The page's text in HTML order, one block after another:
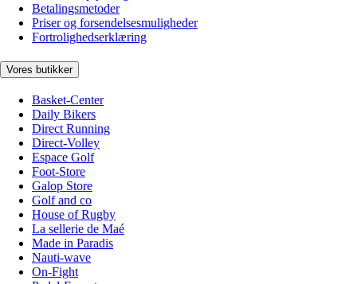
Betalingsmetoder
Priser og forsendelsesmuligheder
Fortrolighedserklæring
Vores butikker
Basket-Center
Daily Bikers
Direct Running
Direct-Volley
Espace Golf
Foot-Store
Galop Store
Golf and co
House of Rugby
La sellerie de Maé
Made in Paradis
Nauti-wave
On-Fight